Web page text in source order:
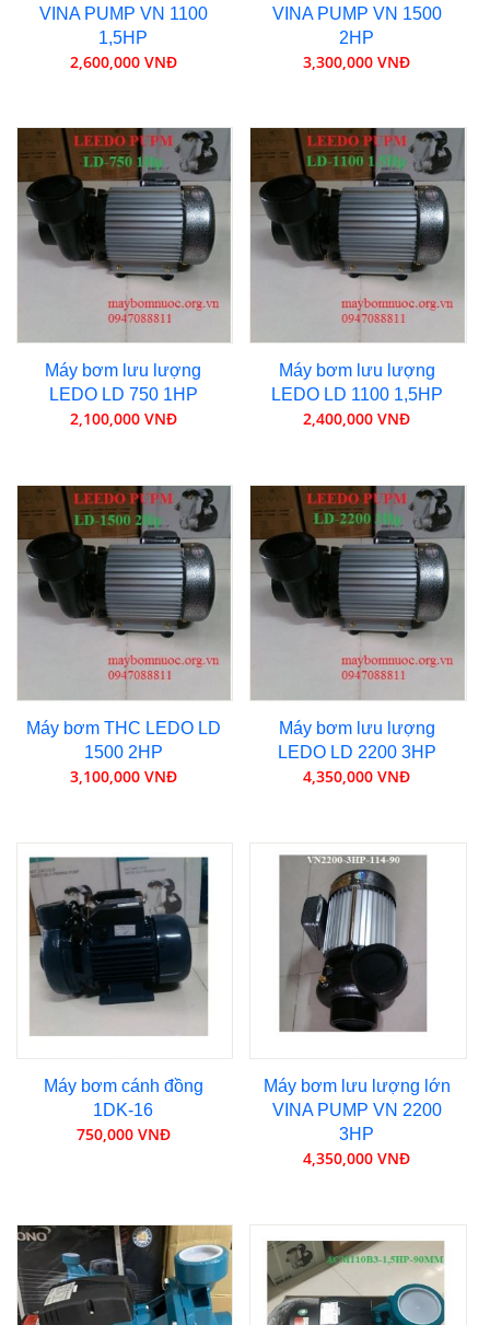
VINA PUMP VN 1100
1,5HP
2,600,000 VNĐ
VINA PUMP VN 1500
2HP
3,300,000 VNĐ
Máy bơm lưu lượng
LEDO LD 750 1HP
2,100,000 VNĐ
Máy bơm lưu lượng
LEDO LD 1100 1,5HP
2,400,000 VNĐ
Máy bơm THC LEDO LD
1500 2HP
3,100,000 VNĐ
Máy bơm lưu lượng
LEDO LD 2200 3HP
4,350,000 VNĐ
Máy bơm cánh đồng
1DK-16
750,000 VNĐ
Máy bơm lưu lượng lớn
VINA PUMP VN 2200
3HP
4,350,000 VNĐ